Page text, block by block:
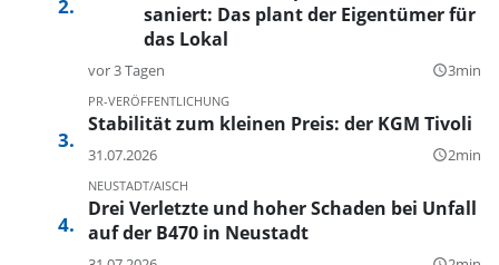
saniert: Das plant der Eigentümer für
das Lokal
vor 3 Tagen query_builder3min
PR-VERÖFFENTLICHUNG
Stabilität zum kleinen Preis: der KGM Tivoli
31.07.2026 query_builder2min
NEUSTADT/AISCH
Drei Verletzte und hoher Schaden bei Unfall
auf der B470 in Neustadt